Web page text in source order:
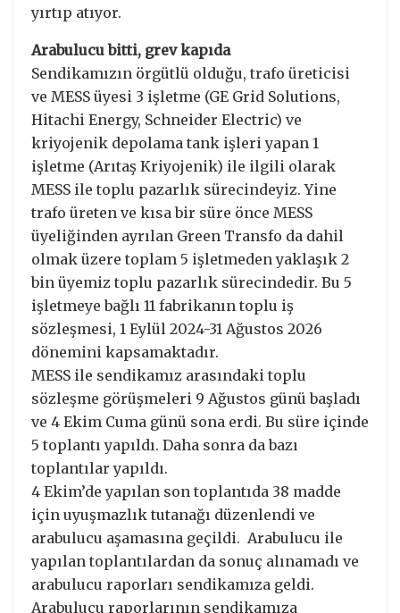
yırtıp atıyor.
Arabulucu bitti, grev kapıda
Sendikamızın örgütlü olduğu, trafo üreticisi
ve MESS üyesi 3 işletme (GE Grid Solutions,
Hitachi Energy, Schneider Electric) ve
kriyojenik depolama tank işleri yapan 1
işletme (Arıtaş Kriyojenik) ile ilgili olarak
MESS ile toplu pazarlık sürecindeyiz. Yine
trafo üreten ve kısa bir süre önce MESS
üyeliğinden ayrılan Green Transfo da dahil
olmak üzere toplam 5 işletmeden yaklaşık 2
bin üyemiz toplu pazarlık sürecindedir. Bu 5
işletmeye bağlı 11 fabrikanın toplu iş
sözleşmesi, 1 Eylül 2024-31 Ağustos 2026
dönemini kapsamaktadır.
MESS ile sendikamız arasındaki toplu
sözleşme görüşmeleri 9 Ağustos günü başladı
ve 4 Ekim Cuma günü sona erdi. Bu süre içinde
5 toplantı yapıldı. Daha sonra da bazı
toplantılar yapıldı.
4 Ekim’de yapılan son toplantıda 38 madde
için uyuşmazlık tutanağı düzenlendi ve
arabulucu aşamasına geçildi. Arabulucu ile
yapılan toplantılardan da sonuç alınamadı ve
arabulucu raporları sendikamıza geldi.
Arabulucu raporlarının sendikamıza